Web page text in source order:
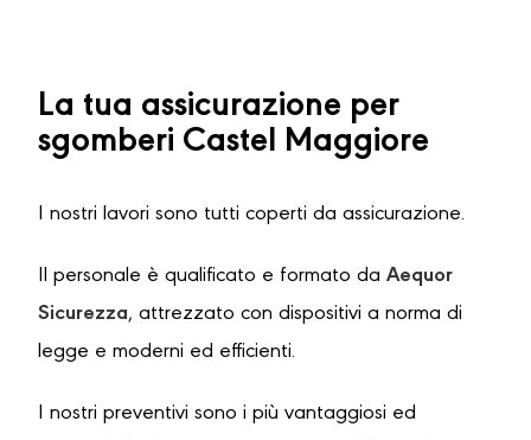
La tua assicurazione per
sgomberi Castel Maggiore
I nostri lavori sono tutti coperti da assicurazione.
Il personale è qualificato e formato da Aequor
Sicurezza, attrezzato con dispositivi a norma di
legge e moderni ed efficienti.
I nostri preventivi sono i più vantaggiosi ed